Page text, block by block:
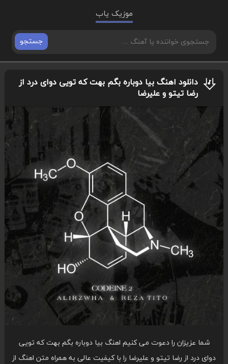
موزیک یاب
جستجو
دانلود اهنگ بیا دوباره بگم بهت که تویی دوای درد از
رضا تیتو و علیرضا
شما عزیزان را دعوت می کنیم اهنگ بیا دوباره بگم بهت که تویی
دوای درد از رضا تیتو و علیرضا را با کیفیت عالی به همراه متن اهنگ از